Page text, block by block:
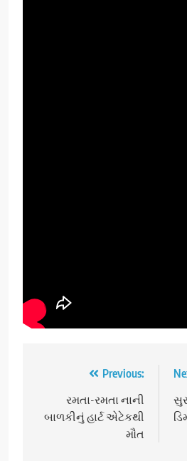
navigation
Previous:
રમતા-રમતા નાની
બાળકીનું હાર્ટ એટેકથી
મૌત